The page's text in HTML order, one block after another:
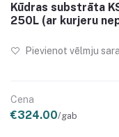
Kūdras substrāta
250L (ar kurjeru
Pievienot vēlmju
Cena
€324.00/gab